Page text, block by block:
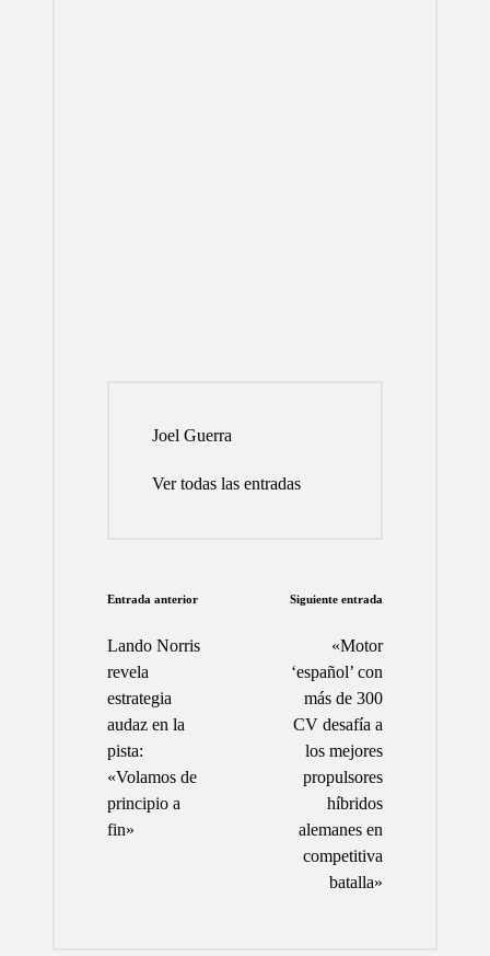
Joel Guerra
Ver todas las entradas
Navegación
de
entradas
Entrada anterior
Lando Norris
revela
estrategia
audaz en la
pista:
«Volamos de
principio a
fin»
Siguiente entrada
«Motor
‘español’ con
más de 300
CV desafía a
los mejores
propulsores
híbridos
alemanes en
competitiva
batalla»